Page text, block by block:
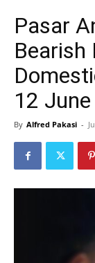
Pasar
12
By Alfred Pakasi -